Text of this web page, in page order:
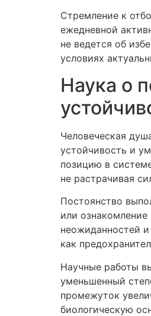
Стремление к
ежедневной
не ведется об
условиях
Наука о
Человеческая
устойчивость и
позицию в
не растрачивая
Постоянство
или
неожиданностей
как
Научные работы
уменьшенный
промежуток
биологическую